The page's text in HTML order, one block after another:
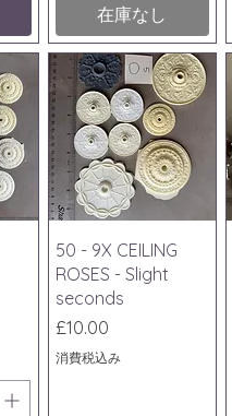
在庫なし
クイックビュー
50 - 9X CEILING
ROSES - Slight
seconds
価格
£10.00
消費税込み